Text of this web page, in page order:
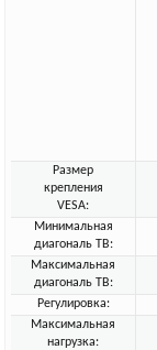
Размер
крепления
VESA:
Минимальная
диагональ ТВ:
Максимальная
диагональ ТВ:
Регулировка:
Максимальная
нагрузка: